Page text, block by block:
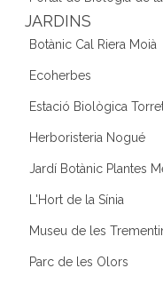
JARDINS
Botànic Cal Riera Moià
Ecoherbes
Estació Biològica
Herboristeria Nogué
Jardí Botànic Plantes
L'Hort de la Sínia
Museu de les
Parc de les Olors